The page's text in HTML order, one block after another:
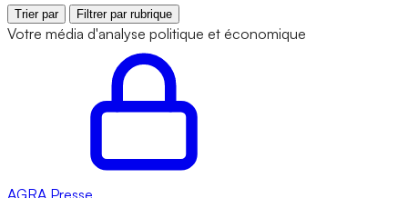
Trier par Filtrer par rubrique
Votre média d'analyse politique et économique
AGRA Presse